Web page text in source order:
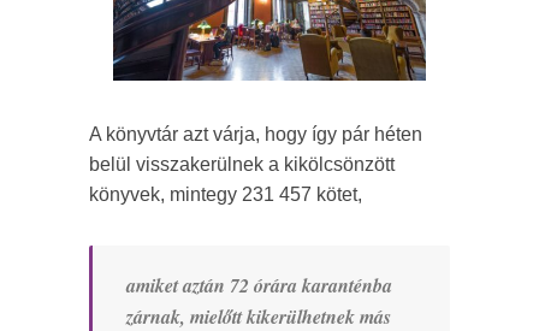
A könyvtár azt várja, hogy így pár héten
belül visszakerülnek a kikölcsönzött
könyvek, mintegy 231 457 kötet,
amiket aztán 72 órára karanténba
zárnak, mielőtt kikerülhetnek más